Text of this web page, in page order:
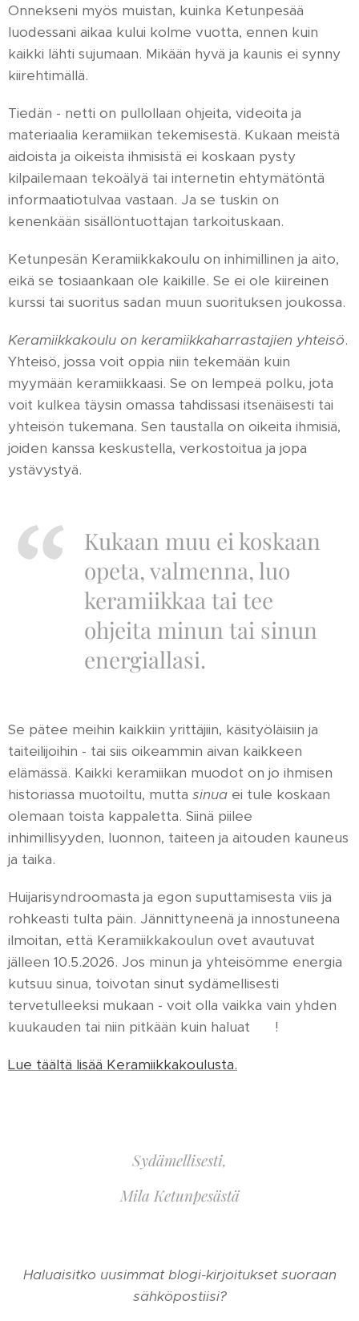
Onnekseni myös muistan, kuinka Ketunpesää
luodessani aikaa kului kolme vuotta, ennen kuin
kaikki lähti sujumaan. Mikään hyvä ja kaunis ei synny
kiirehtimällä.
Tiedän - netti on pullollaan ohjeita, videoita ja
materiaalia keramiikan tekemisestä. Kukaan meistä
aidoista ja oikeista ihmisistä ei koskaan pysty
kilpailemaan tekoälyä tai internetin ehtymätöntä
informaatiotulvaa vastaan. Ja se tuskin on
kenenkään sisällöntuottajan tarkoituskaan.
Ketunpesän Keramiikkakoulu on inhimillinen ja aito,
eikä se tosiaankaan ole kaikille. Se ei ole kiireinen
kurssi tai suoritus sadan muun suorituksen joukossa.
Keramiikkakoulu on keramiikkaharrastajien yhteisö.
Yhteisö, jossa voit oppia niin tekemään kuin
myymään keramiikkaasi. Se on lempeä polku, jota
voit kulkea täysin omassa tahdissasi itsenäisesti tai
yhteisön tukemana. Sen taustalla on oikeita ihmisiä,
joiden kanssa keskustella, verkostoitua ja jopa
ystävystyä.
Kukaan muu ei koskaan
opeta, valmenna, luo
keramiikkaa tai tee
ohjeita minun tai sinun
energiallasi.
Se pätee meihin kaikkiin yrittäjiin, käsityöläisiin ja
taiteilijoihin - tai siis oikeammin aivan kaikkeen
elämässä. Kaikki keramiikan muodot on jo ihmisen
historiassa muotoiltu, mutta sinua ei tule koskaan
olemaan toista kappaletta. Siinä piilee
inhimillisyyden, luonnon, taiteen ja aitouden kauneus
ja taika.
Huijarisyndroomasta ja egon suputtamisesta viis ja
rohkeasti tulta päin. Jännittyneenä ja innostuneena
ilmoitan, että Keramiikkakoulun ovet avautuvat
jälleen 10.5.2026. Jos minun ja yhteisömme energia
kutsuu sinua, toivotan sinut sydämellisesti
tervetulleeksi mukaan - voit olla vaikka vain yhden
kuukauden tai niin pitkään kuin haluat 🩷 !
Lue täältä lisää Keramiikkakoulusta.
Sydämellisesti,
Mila Ketunpesästä
Haluaisitko uusimmat blogi-kirjoitukset suoraan
sähköpostiisi?